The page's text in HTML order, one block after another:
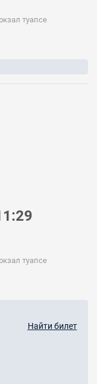
туапсе
туапсе
Найти билет